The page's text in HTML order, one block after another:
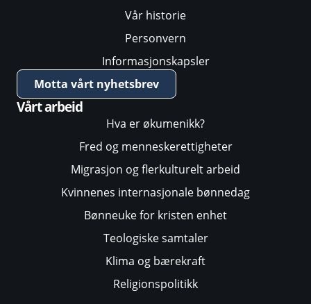
Vår historie
Personvern
Informasjonskapsler
Motta vårt nyhetsbrev
Vårt arbeid
Hva er økumenikk?
Fred og menneskerettigheter
Migrasjon og flerkulturelt arbeid
Kvinnenes internasjonale bønnedag
Bønneuke for kristen enhet
Teologiske samtaler
Klima og bærekraft
Religionspolitikk